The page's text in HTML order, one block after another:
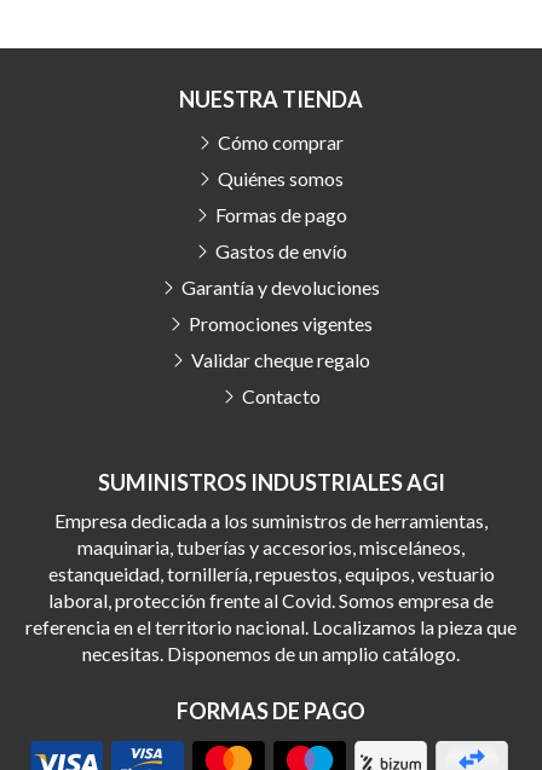
SUMINISTROS INDUSTRIALES AGI
Empresa dedicada a los suministros de herramientas,
maquinaria, tuberías y accesorios, misceláneos,
estanqueidad, tornillería, repuestos, equipos, vestuario
laboral, protección frente al Covid. Somos empresa de
referencia en el territorio nacional. Localizamos la pieza que
necesitas. Disponemos de un amplio catálogo.
FORMAS DE PAGO
NUESTRA TIENDA
Cómo comprar
Quiénes somos
Formas de pago
Gastos de envío
Garantía y devoluciones
Promociones vigentes
Validar cheque regalo
Contacto